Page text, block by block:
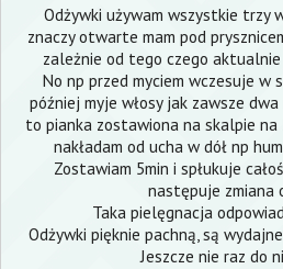
Odżywki używam wszystkie trzy
znaczy otwarte mam pod
zależnie od tego czego
No np przed myciem wczesuje w
później myje włosy jak zawsze
to pianka zostawiona na skalpie na
nakładam od ucha w dół np
Zostawiam 5min i spłukuje
następuje zmiana
Taka pielęgnacja
Odżywki pięknie pachną, są
Jeszcze nie raz do